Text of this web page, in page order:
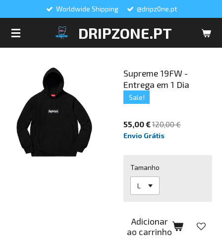
DRIPZONE.PT
Worldwide Shipping @dripz0ne.pt
Supreme 19FW -
Entrega em 1 Dia
Sale!
55,00 €120,00 €
Envio Grátis
Tamanho
Adicionar
ao carrinho